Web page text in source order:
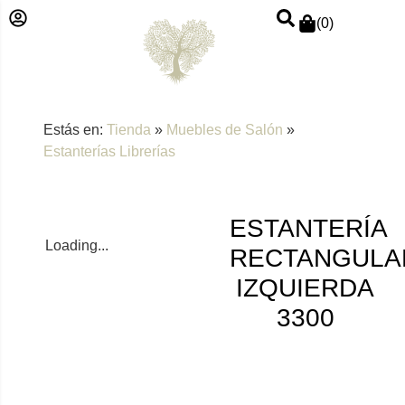
(0)
Estás en: Tienda » Muebles de Salón »
Estanterías Librerías
Loading...
ESTANTERÍA
IZQUIERDA
3300